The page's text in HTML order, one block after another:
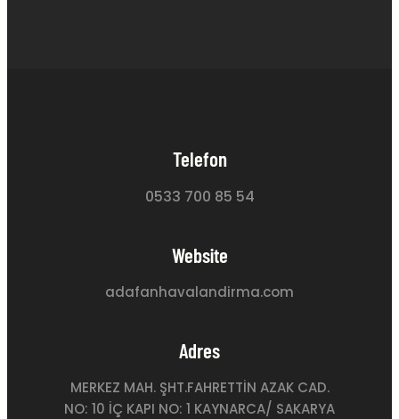
Telefon
0533 700 85 54
Website
adafanhavalandirma.com
Adres
MERKEZ MAH. ŞHT.FAHRETTİN AZAK CAD.
NO: 10 İÇ KAPI NO: 1 KAYNARCA/ SAKARYA